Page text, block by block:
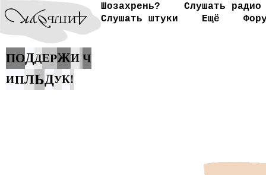
Шозахрень?
Слушать радио
Слушать штуки
Ещё
ПОДДЕРЖИ Ч
ИПЛЬДУК!